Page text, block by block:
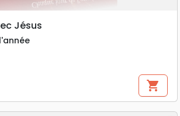
Jésus
shopping_cart